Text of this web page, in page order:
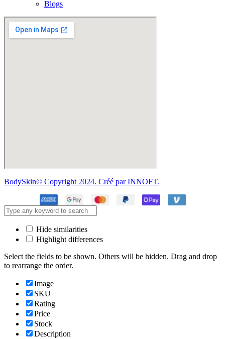
Blogs
BodySkin© Copyright 2024. Créé par INNOFT.
Hide similarities
Highlight differences
Select the fields to be shown. Others will be hidden. Drag and drop
to rearrange the order.
Image
SKU
Rating
Price
Stock
Description